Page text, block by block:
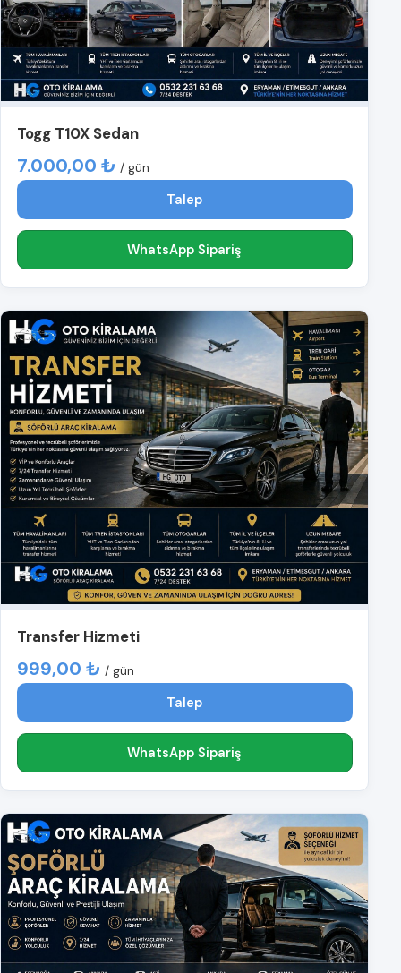
Togg T10X Sedan
7.000,00 ₺ / gün
Talep
WhatsApp Sipariş
Transfer Hizmeti
999,00 ₺ / gün
Talep
WhatsApp Sipariş